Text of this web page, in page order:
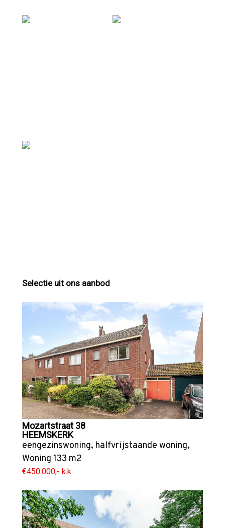
Selectie uit ons aanbod
Mozartstraat 38
HEEMSKERK
eengezinswoning, halfvrijstaande woning,
Woning 133 m2
€450.000,- k.k.